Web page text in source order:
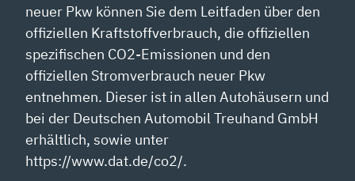
neuer Pkw können Sie dem Leitfaden über den
offiziellen Kraftstoffverbrauch, die offiziellen
spezifischen CO2-Emissionen und den
offiziellen Stromverbrauch neuer Pkw
entnehmen. Dieser ist in allen Autohäusern und
bei der Deutschen Automobil Treuhand GmbH
erhältlich, sowie unter
https://www.dat.de/co2/.